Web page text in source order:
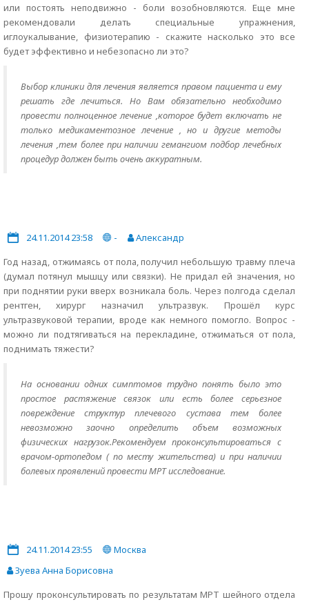
или постоять неподвижно - боли возобновляются. Еще мне
рекомендовали делать специальные упражнения,
иглоукалывание, физиотерапию - скажите насколько это все
будет эффективно и небезопасно ли это?
Выбор клиники для лечения является правом пациента и ему
решать где лечиться. Но Вам обязательно необходимо
провести полноценное лечение ,которое будет включать не
только медикаментозное лечение , но и другие методы
лечения ,тем более при наличии гемангиом подбор лечебных
процедур должен быть очень аккуратным.
24.11.2014 23:58 -
Александр
Год назад, отжимаясь от пола, получил небольшую травму плеча
(думал потянул мышцу или связки). Не придал ей значения, но
при поднятии руки вверх возникала боль. Через полгода сделал
рентген, хирург назначил ультразвук. Прошёл курс
ультразвуковой терапии, вроде как немного помогло. Вопрос -
можно ли подтягиваться на перекладине, отжиматься от пола,
поднимать тяжести?
На основании одних симптомов трудно понять было это
простое растяжение связок или есть более серьезное
повреждение структур плечевого сустава тем более
невозможно заочно определить объем возможных
физических нагрузок.Рекомендуем проконсультироваться с
врачом-ортопедом ( по месту жительства) и при наличии
болевых проявлений провести МРТ исследование.
24.11.2014 23:55
Москва
Зуева Анна Борисовна
Прошу проконсультировать по результатам МРТ шейного отдела